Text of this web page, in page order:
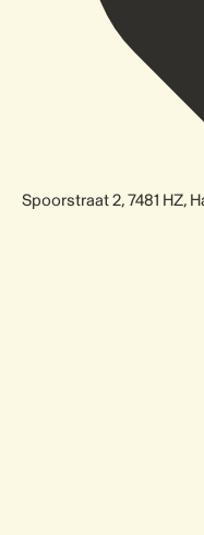
Spoorstraat 2, 7481 HZ,